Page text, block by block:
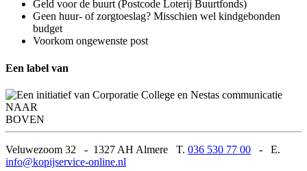
Geld voor de buurt (Postcode Loterij Buurtfonds)
Geen huur- of zorgtoeslag? Misschien wel kindgebonden
budget
Voorkom ongewenste post
Een label van
NAAR
BOVEN
Veluwezoom 32 - 1327 AH Almere T. 036 530 77 00 - E.
info@kopijservice-online.nl